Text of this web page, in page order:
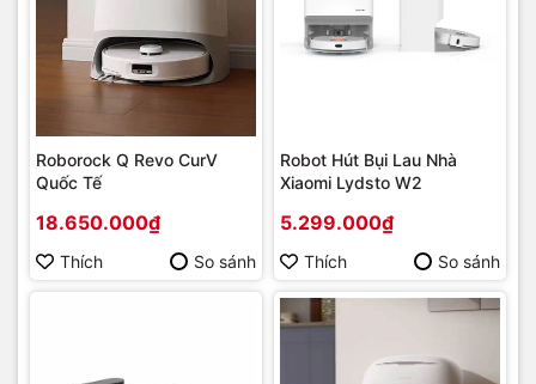
Roborock Q Revo CurV
Quốc Tế
18.650.000₫
Thích So sánh
Robot Hút Bụi Lau Nhà
Xiaomi Lydsto W2
5.299.000₫
Thích So sánh